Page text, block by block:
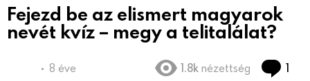
Fejezd be az elismert magyarok
nevét kvíz – megy a telitalálat?
8 éve 1.8k nézettség 1